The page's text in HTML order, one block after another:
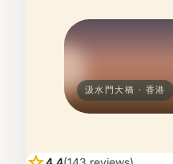
汲水門大橋 · 香港